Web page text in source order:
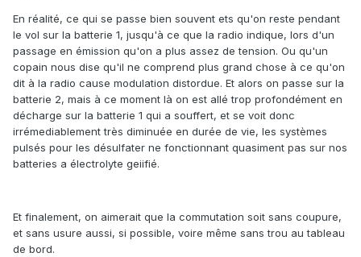
En réalité, ce qui se passe bien souvent ets qu'on reste pendant
le vol sur la batterie 1, jusqu'à ce que la radio indique, lors d'un
passage en émission qu'on a plus assez de tension. Ou qu'un
copain nous dise qu'il ne comprend plus grand chose à ce qu'on
dit à la radio cause modulation distordue. Et alors on passe sur la
batterie 2, mais à ce moment là on est allé trop profondément en
décharge sur la batterie 1 qui a souffert, et se voit donc
irrémediablement très diminuée en durée de vie, les systèmes
pulsés pour les désulfater ne fonctionnant quasiment pas sur nos
batteries a électrolyte geiifié.
Et finalement, on aimerait que la commutation soit sans coupure,
et sans usure aussi, si possible, voire même sans trou au tableau
de bord.